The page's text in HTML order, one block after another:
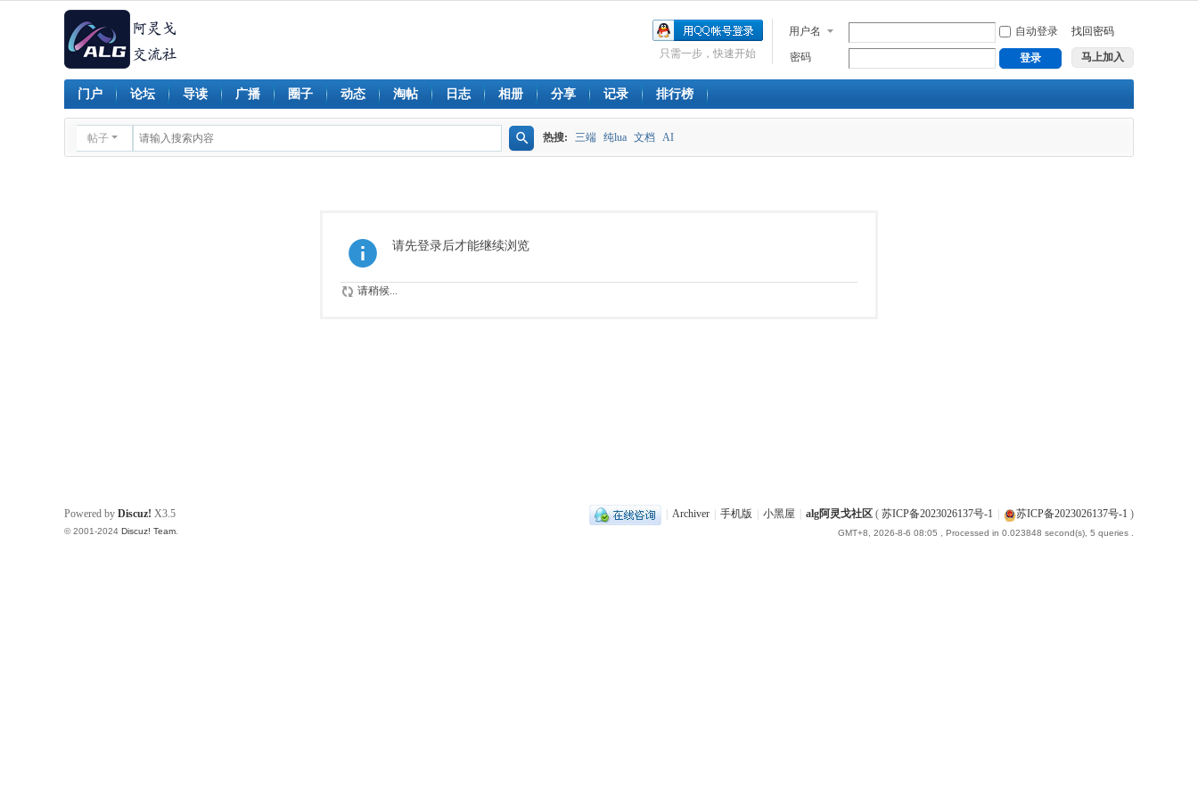
用户名 自动登录 找回密码
密码 登录 马上加入
只需一步，快速开始
门户 论坛 导读 广播 圈子 动态 淘帖 日志 相册 分享 记录 排行榜
帖子 热搜: 三端 纯lua 文档 AI
请先登录后才能继续浏览
请稍候...
Archiver 手机版 小黑屋 alg阿灵戈社区 ( 苏ICP备2023026137号-1 苏ICP备2023026137号-1 )
GMT+8, 2026-8-6 08:05 , Processed in 0.023848 second(s), 5 queries .
Powered by Discuz! X3.5
© 2001-2024 Discuz! Team